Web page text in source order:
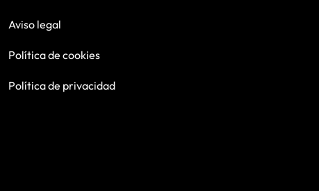
Aviso legal
Política de cookies
Política de privacidad